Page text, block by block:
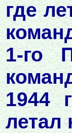
где
1-го
1944
летал